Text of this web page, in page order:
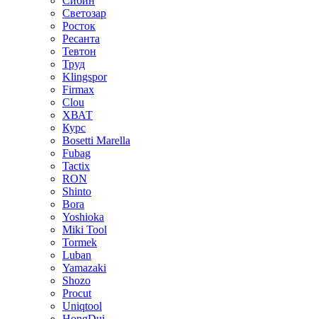
Светозар
Росток
Ресанта
Тевтон
Труд
Klingspor
Firmax
Clou
XВАТ
Курс
Bosetti Marella
Fubag
Tactix
RON
Shinto
Bora
Yoshioka
Miki Tool
Tormek
Luban
Yamazaki
Shozo
Procut
Uniqtool